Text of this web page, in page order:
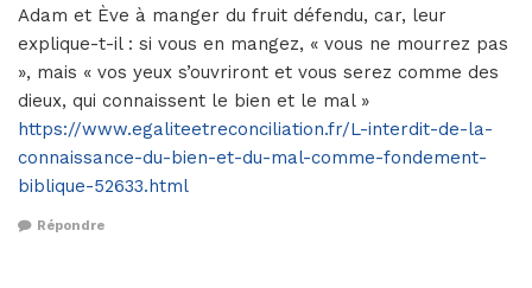
Adam et Ève à manger du fruit défendu, car, leur
explique-t-il : si vous en mangez, « vous ne mourrez pas
», mais « vos yeux s’ouvriront et vous serez comme des
dieux, qui connaissent le bien et le mal »
https://www.egaliteetreconciliation.fr/L-interdit-de-la-
connaissance-du-bien-et-du-mal-comme-fondement-
biblique-52633.html
Répondre